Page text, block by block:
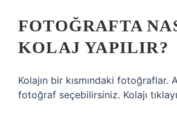
FOTOĞRAFTA
KOLAJ YAPILIR?
Kolajın bir kısmındaki fotoğraflar.
fotoğraf seçebilirsiniz. Kolajı